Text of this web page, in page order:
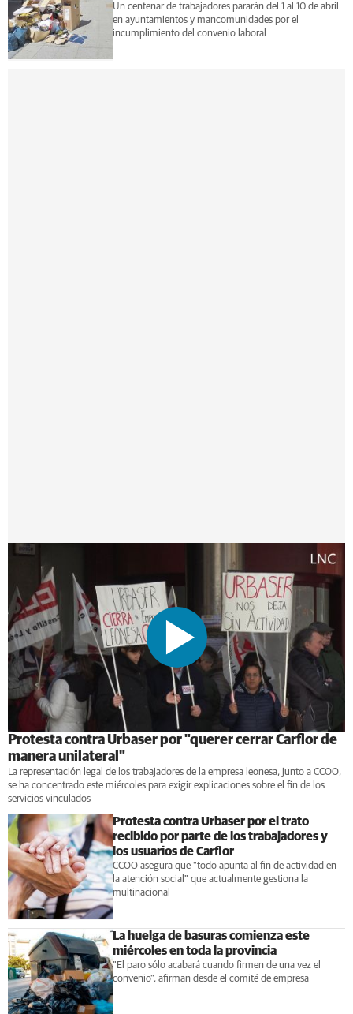
Un centenar de trabajadores pararán del 1 al 10 de abril
en ayuntamientos y mancomunidades por el
incumplimiento del convenio laboral
Protesta contra Urbaser por "querer cerrar Carflor de
manera unilateral"
La representación legal de los trabajadores de la empresa leonesa, junto a CCOO,
se ha concentrado este miércoles para exigir explicaciones sobre el fin de los
servicios vinculados
Protesta contra Urbaser por el trato
recibido por parte de los trabajadores y
los usuarios de Carflor
CCOO asegura que "todo apunta al fin de actividad en
la atención social" que actualmente gestiona la
multinacional
La huelga de basuras comienza este
miércoles en toda la provincia
"El paro sólo acabará cuando firmen de una vez el
convenio", afirman desde el comité de empresa